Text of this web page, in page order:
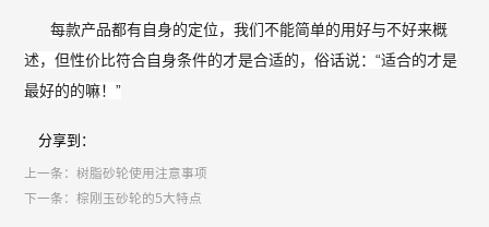
每款产品都有自身的定位，我们不能简单的用好与不好来概
述，但性价比符合自身条件的才是合适的，俗话说：“适合的才是
最好的的嘛！”
分享到：
上一条：树脂砂轮使用注意事项
下一条：棕刚玉砂轮的5大特点